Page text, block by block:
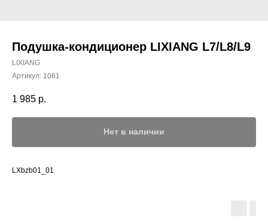
Подушка-кондиционер LIXIANG L7/L8/L9
LIXIANG
Артикул: 1061
1 985 р.
Нет в наличии
LXbzb01_01